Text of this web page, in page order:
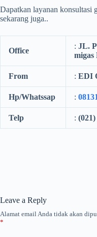
Dapatkan layanan konsultasi
sekarang juga..
Office
: JL.
From : EDI
Hp/Whatssap :
Telp : (021)
Leave a Reply
Alamat email Anda tidak akan
*